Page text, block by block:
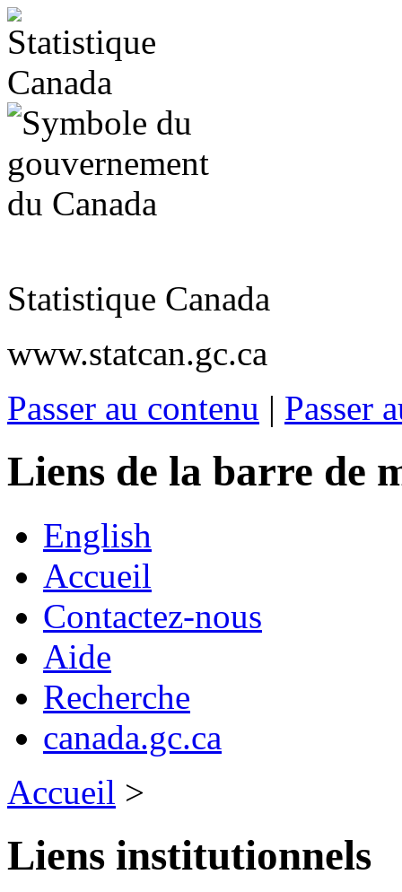
Statistique Canada
www.statcan.gc.ca
Passer au contenu | Passer
Liens de la barre de
English
Accueil
Contactez-nous
Aide
Recherche
canada.gc.ca
Accueil >
Liens institutionnels